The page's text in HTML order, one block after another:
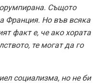
Същото
Франция. Но във всяка
факт е, че ако хората
те могат да го
социализма, но не би